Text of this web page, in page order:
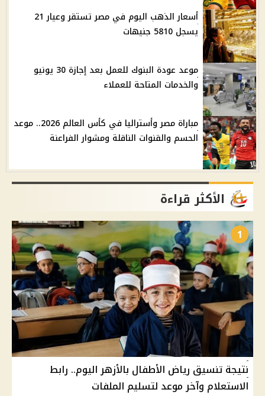
أسعار الذهب اليوم في مصر تستقر وعيار 21
يسجل 5810 جنيهات
موعد عودة البنوك للعمل بعد إجازة 30 يونيو
والخدمات المتاحة للعملاء
مباراة مصر وأستراليا في كأس العالم 2026.. موعد
الحسم والقنوات الناقلة ومشوار الفراعنة
الأكثر قراءة
1
نتيجة تنسيق رياض الأطفال بالأزهر اليوم.. رابط
الاستعلام وآخر موعد لتسليم الملفات